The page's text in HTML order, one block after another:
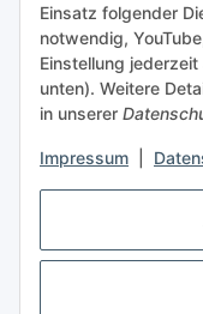
Einsatz folgender
notwendig,
Einstellung
unten). Weitere
in unserer
Impressum
Wir nutzen Trusted Shops
Trusted Shops hat
** Veredelte Ware